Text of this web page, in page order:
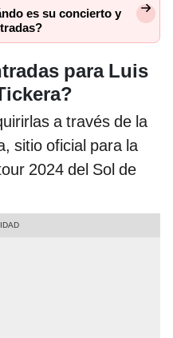
es su concierto y
para Luis
a través de la
sitio oficial para la
2024 del Sol de